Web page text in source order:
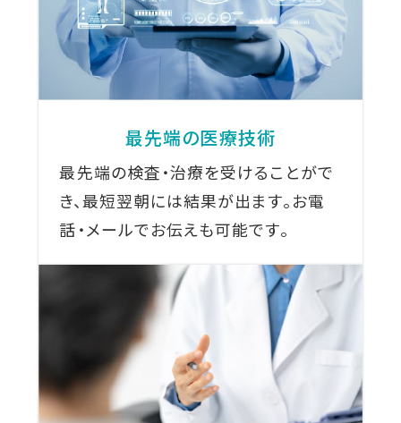
最先端の医療技術
最先端の検査・治療を受けることがで
き、最短翌朝には結果が出ます。お電
話・メールでお伝えも可能です。